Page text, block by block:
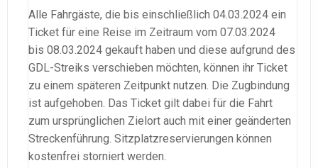
Alle Fahrgäste, die bis einschließlich 04.03.2024 ein
Ticket für eine Reise im Zeitraum vom 07.03.2024
bis 08.03.2024 gekauft haben und diese aufgrund des
GDL-Streiks verschieben möchten, können ihr Ticket
zu einem späteren Zeitpunkt nutzen. Die Zugbindung
ist aufgehoben. Das Ticket gilt dabei für die Fahrt
zum ursprünglichen Zielort auch mit einer geänderten
Streckenführung. Sitzplatzreservierungen können
kostenfrei storniert werden.